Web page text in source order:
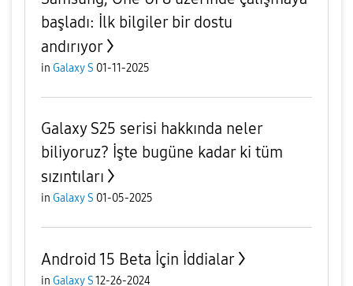
başladı: İlk bilgiler bir dostu
andırıyor
in Galaxy S 01-11-2025
Galaxy S25 serisi hakkında neler
biliyoruz? İşte bugüne kadar ki tüm
sızıntıları
in Galaxy S 01-05-2025
Android 15 Beta İçin İddialar
in Galaxy S12-26-2024